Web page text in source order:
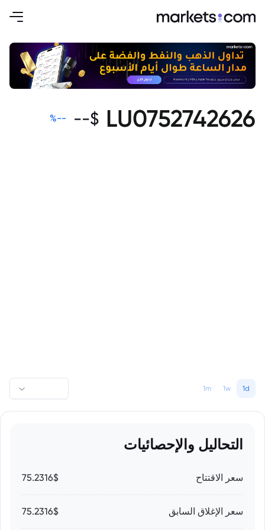
LU0752742626
$
--
--
%
1d
1w
1m
التحاليل والإحصائيات
سعر الاقتتاح 75.2316$
سعر الإغلاق السابق 75.2316$